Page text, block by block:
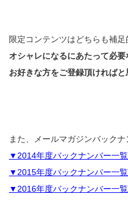
限定コンテンツはどちらも補足
オシャレになるにあたって必要
お好きな方をご登録頂ければと
また、メールマガジンバック
▼2014年度バックナンバー一覧
▼2015年度バックナンバー一覧
▼2016年度バックナンバー一覧